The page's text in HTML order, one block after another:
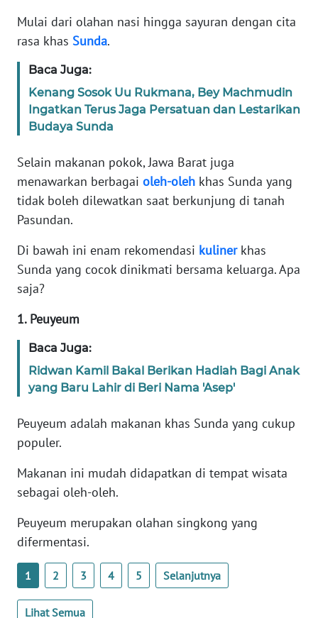
Mulai dari olahan nasi hingga sayuran dengan cita
rasa khas Sunda.
Baca Juga:
Kenang Sosok Uu Rukmana, Bey Machmudin
Ingatkan Terus Jaga Persatuan dan Lestarikan
Budaya Sunda
Selain makanan pokok, Jawa Barat juga
menawarkan berbagai oleh-oleh khas Sunda yang
tidak boleh dilewatkan saat berkunjung di tanah
Pasundan.
Di bawah ini enam rekomendasi kulinerkhas
Sunda yang cocok dinikmati bersama keluarga. Apa
saja?
1. Peuyeum
Baca Juga:
Ridwan Kamil Bakal Berikan Hadiah Bagi Anak
yang Baru Lahir di Beri Nama 'Asep'
Peuyeum adalah makanan khas Sunda yang cukup
populer.
Makanan ini mudah didapatkan di tempat wisata
sebagai oleh-oleh.
Peuyeum merupakan olahan singkong yang
difermentasi.
1 2 3 4 5 Selanjutnya
Lihat Semua
INDEKS
BERITA
KONTAK
KAMI
INFO
PEDOMAN
MEDIA
SIBER
REDAKSI
DISCLAIMER
News
Regional
WN
SUMUT
WN
JAKARTA
JABAR